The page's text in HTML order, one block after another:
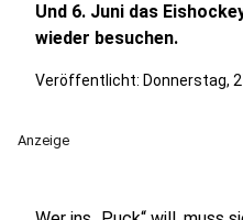
Und 6. Juni das
wieder besuchen.
Veröffentlicht: Donnerstag,
Anzeige